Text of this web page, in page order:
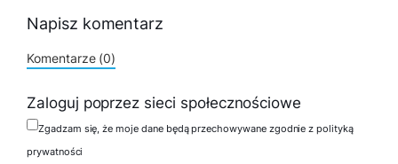
Napisz komentarz
Komentarze (0)
Zaloguj poprzez sieci społecznościowe
Zgadzam się, że moje dane będą przechowywane zgodnie z polityką
prywatności